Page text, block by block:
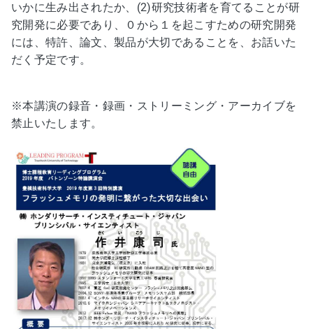
いかに生み出されたか、(2)研究技術者を育てることが研
究開発に必要であり、０から１を起こすための研究開発
には、特許、論文、製品が大切であることを、お話いた
だく予定です。
※本講演の録音・録画・ストリーミング・アーカイブを
禁止いたします。